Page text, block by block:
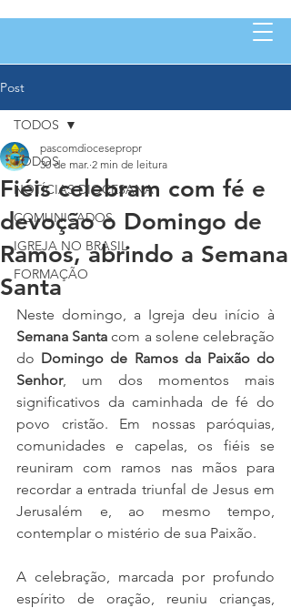
Post
TODOS
NOTÍCIAS DIOCESANA
COMUNICADOS
IGREJA NO BRASIL
FORMAÇÃO
TODOS
Fiéis celebram com fé e
devoção o Domingo de
Ramos, abrindo a Semana
Santa
pascomdiocesepropr
30 de mar. 2 min de leitura
Semana Santa com a solene celebração
do Domingo de Ramos da Paixão do
Senhor, um dos momentos mais
significativos da caminhada de fé do
povo cristão. Em nossas paróquias,
comunidades e capelas, os fiéis se
reuniram com ramos nas mãos para
recordar a entrada triunfal de Jesus em
Jerusalém e, ao mesmo tempo,
contemplar o mistério de sua Paixão.
A celebração, marcada por profundo
espírito de oração, reuniu crianças,